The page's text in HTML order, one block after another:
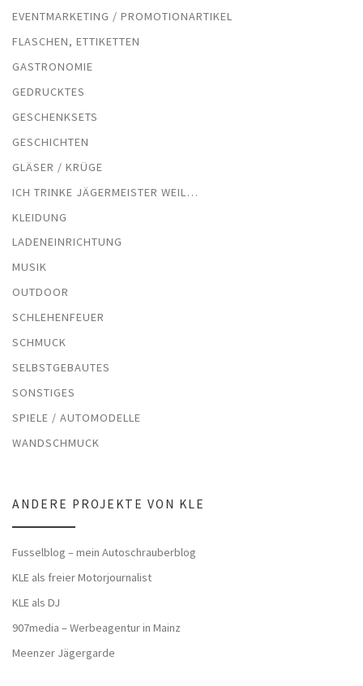
EVENTMARKETING / PROMOTIONARTIKEL
FLASCHEN, ETTIKETTEN
GASTRONOMIE
GEDRUCKTES
GESCHENKSETS
GESCHICHTEN
GLÄSER / KRÜGE
ICH TRINKE JÄGERMEISTER WEIL…
KLEIDUNG
LADENEINRICHTUNG
MUSIK
OUTDOOR
SCHLEHENFEUER
SCHMUCK
SELBSTGEBAUTES
SONSTIGES
SPIELE / AUTOMODELLE
WANDSCHMUCK
ANDERE PROJEKTE VON KLE
Fusselblog – mein Autoschrauberblog
KLE als freier Motorjournalist
KLE als DJ
907media – Werbeagentur in Mainz
Meenzer Jägergarde